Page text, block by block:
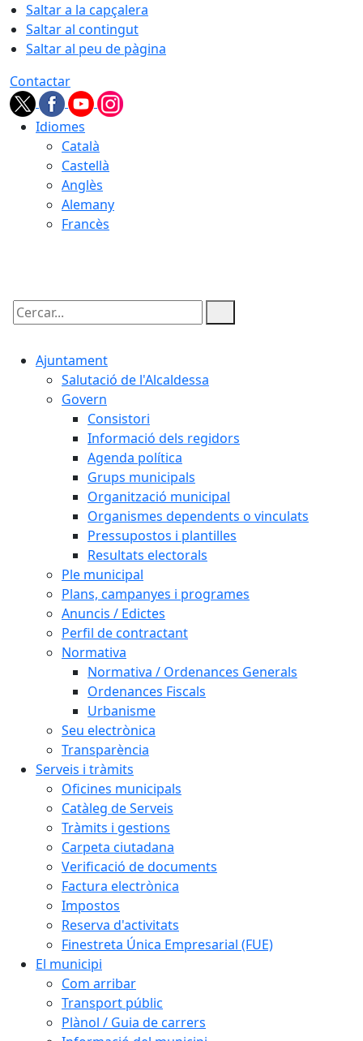
Saltar a la capçalera
Saltar al contingut
Saltar al peu de pàgina
Contactar
Idiomes
Català
Castellà
Anglès
Alemany
Francès
Cercar:
Ajuntament
Salutació de l'Alcaldessa
Govern
Consistori
Informació dels regidors
Agenda política
Grups municipals
Organització municipal
Organismes dependents o vinculats
Pressupostos i plantilles
Resultats electorals
Ple municipal
Plans, campanyes i programes
Anuncis / Edictes
Perfil de contractant
Normativa
Normativa / Ordenances Generals
Ordenances Fiscals
Urbanisme
Seu electrònica
Transparència
Serveis i tràmits
Oficines municipals
Catàleg de Serveis
Tràmits i gestions
Carpeta ciutadana
Verificació de documents
Factura electrònica
Impostos
Reserva d'activitats
Finestreta Única Empresarial (FUE)
El municipi
Com arribar
Transport públic
Plànol / Guia de carrers